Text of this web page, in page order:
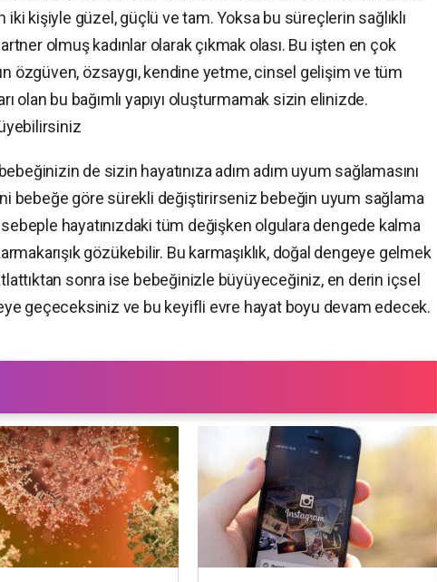
iki kişiyle güzel, güçlü ve tam. Yoksa bu süreçlerin sağlıklı
olmuş kadınlar olarak çıkmak olası. Bu işten en çok
özgüven, özsaygı, kendine yetme, cinsel gelişim ve tüm
olan bu bağımlı yapıyı oluşturmamak sizin elinizde.
de sizin hayatınıza adım adım uyum sağlamasını
bebeğe göre sürekli değiştirirseniz bebeğin uyum sağlama
hayatınızdaki tüm değişken olgulara dengede kalma
gözükebilir. Bu karmaşıklık, doğal dengeye gelmek
sonra ise bebeğinizle büyüyeceğiniz, en derin içsel
geçeceksiniz ve bu keyifli evre hayat boyu devam edecek.